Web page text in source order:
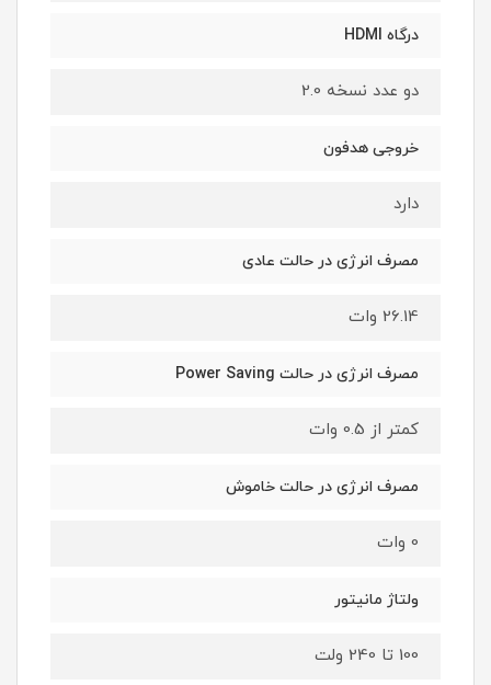
درگاه HDMI
دو عدد نسخه 2.0
خروجی هدفون
دارد
مصرف انرژی در حالت عادی
26.14 وات
مصرف انرژی در حالت Power Saving
کمتر از 0.5 وات
مصرف انرژی در حالت خاموش
0 وات
ولتاژ مانیتور
100 تا 240 ولت